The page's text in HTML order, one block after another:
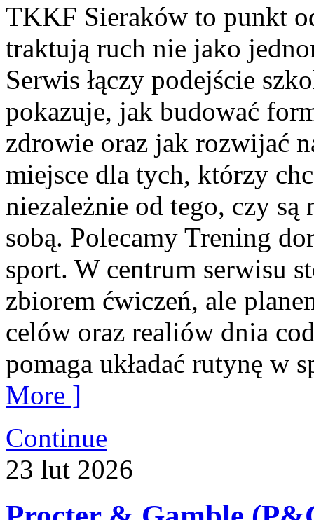
TKKF Sieraków to punkt
traktują ruch nie jako
Serwis łączy podejście
pokazuje, jak budować
zdrowie oraz jak rozwijać
miejsce dla tych, którzy
niezależnie od tego, czy są
sobą. Polecamy Trening
sport. W centrum serwisu
zbiorem ćwiczeń, ale
celów oraz realiów dnia
pomaga układać rutynę w
More ]
Continue
23 lut 2026